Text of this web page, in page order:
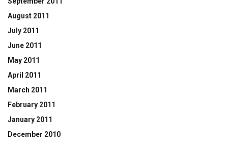
August 2011
July 2011
June 2011
May 2011
April 2011
March 2011
February 2011
January 2011
December 2010